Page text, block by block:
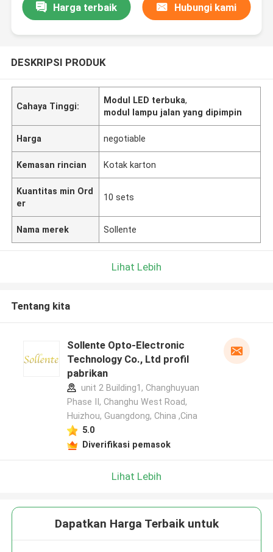
Harga terbaik Hubungi kami
DESKRIPSI PRODUK
Cahaya Tinggi:
Modul LED terbuka,
modul lampu jalan yang dipimpin
Harga negotiable
Kemasan rincian Kotak karton
Kuantitas min Ord
er
10 sets
Nama merek Sollente
Lihat Lebih
Tentang kita
Sollente Opto-Electronic
Technology Co., Ltd profil
pabrikan
unit 2 Building1, Changhuyuan
Phase II, Changhu West Road,
Huizhou, Guangdong, China ,Cina
5.0
Diverifikasi pemasok
Lihat Lebih
Dapatkan Harga Terbaik untuk